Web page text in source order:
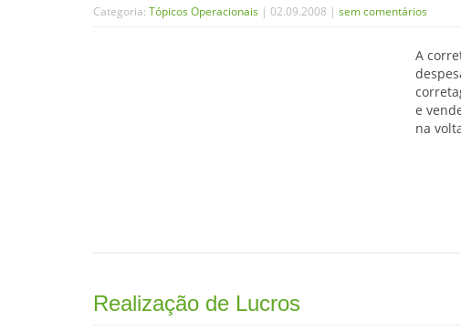
Categoria: Tópicos Operacionais | 02.09.2008 | sem comentários
A
e
na
Realização de Lucros